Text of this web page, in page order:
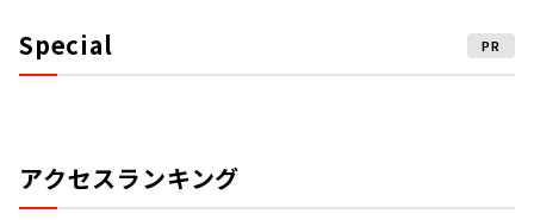
Special PR
アクセスランキング